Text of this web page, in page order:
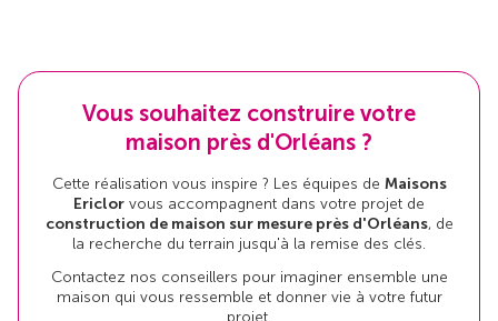
Vous souhaitez construire votre
maison près d'Orléans ?
Cette réalisation vous inspire ? Les équipes de Maisons
Ericlor vous accompagnent dans votre projet de
construction de maison sur mesure près d'Orléans, de
la recherche du terrain jusqu'à la remise des clés.
Contactez nos conseillers pour imaginer ensemble une
maison qui vous ressemble et donner vie à votre futur
projet.